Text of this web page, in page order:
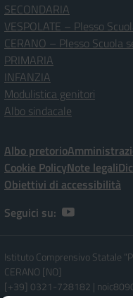
SECONDARIA
VESPOLATE – Plesso
CERANO – Plesso Scuola
PRIMARIA
INFANZIA
Modulistica genitori
Albo sindacale
Albo pretorio
Cookie PolicyNote legali
Obiettivi di accessibilità
Seguici su:
Istituto Comprensivo Statale
CERANO [NO]
[+39] 0321-728182 |